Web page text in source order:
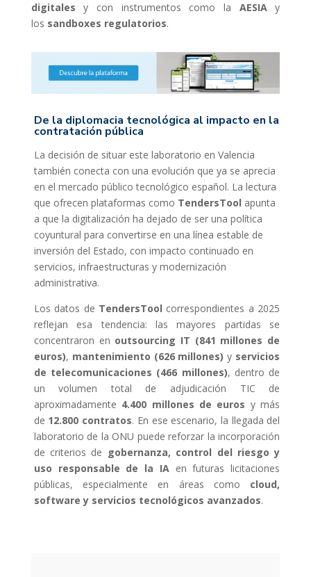
digitales y con instrumentos como la AESIAy
los sandboxes regulatorios.
De la diplomacia tecnológica al impacto en la
contratación pública
La decisión de situar este laboratorio en Valencia
también conecta con una evolución que ya se aprecia
en el mercado público tecnológico español. La lectura
que ofrecen plataformas como TendersTool apunta
a que la digitalización ha dejado de ser una política
coyuntural para convertirse en una línea estable de
inversión del Estado, con impacto continuado en
servicios, infraestructuras y modernización
administrativa.
Los datos de TendersTool correspondientes a 2025
reflejan esa tendencia: las mayores partidas se
concentraron en outsourcing IT (841 millones de
euros), mantenimiento (626 millones) y servicios
de telecomunicaciones (466 millones), dentro de
un volumen total de adjudicación TIC de
aproximadamente 4.400 millones de euros y más
de 12.800 contratos. En ese escenario, la llegada del
laboratorio de la ONU puede reforzar la incorporación
de criterios de gobernanza, control del riesgo y
uso responsable de la IAen futuras licitaciones
públicas, especialmente en áreas como cloud,
software y servicios tecnológicos avanzados.